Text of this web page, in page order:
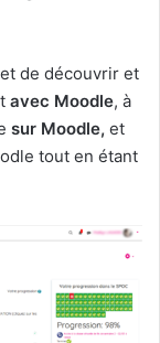
de découvrir et
avec Moodle, à
sur Moodle, et
tout en étant